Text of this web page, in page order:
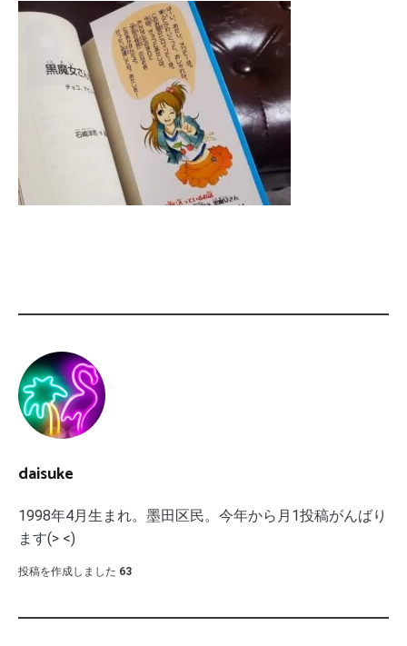
daisuke
1998年4月生まれ。墨田区民。今年から月1投稿がんばり
ます(> <)
投稿を作成しました 63